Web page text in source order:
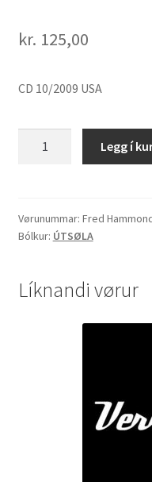
kr. 125,00
CD 10/2009 USA
Unstoppable
quantity
Legg í
Vørunummar: Fred
Bólkur: ÚTSØLA
Líknandi vørur